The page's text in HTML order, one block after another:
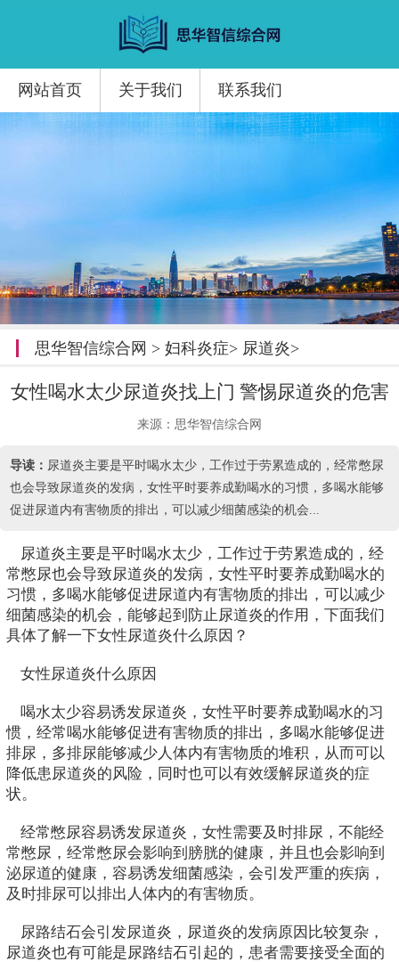
网站首页 关于我们 联系我们
思华智信综合网 > 妇科炎症> 尿道炎>
女性喝水太少尿道炎找上门 警惕尿道炎的危害
来源：思华智信综合网
导读： 尿道炎主要是平时喝水太少，工作过于劳累造成的，经常憋尿
也会导致尿道炎的发病，女性平时要养成勤喝水的习惯，多喝水能够
促进尿道内有害物质的排出，可以减少细菌感染的机会...
尿道炎主要是平时喝水太少，工作过于劳累造成的，经
常憋尿也会导致尿道炎的发病，女性平时要养成勤喝水的
习惯，多喝水能够促进尿道内有害物质的排出，可以减少
细菌感染的机会，能够起到防止尿道炎的作用，下面我们
具体了解一下女性尿道炎什么原因？
女性尿道炎什么原因
喝水太少容易诱发尿道炎，女性平时要养成勤喝水的习
惯，经常喝水能够促进有害物质的排出，多喝水能够促进
排尿，多排尿能够减少人体内有害物质的堆积，从而可以
降低患尿道炎的风险，同时也可以有效缓解尿道炎的症
状。
经常憋尿容易诱发尿道炎，女性需要及时排尿，不能经
常憋尿，经常憋尿会影响到膀胱的健康，并且也会影响到
泌尿道的健康，容易诱发细菌感染，会引发严重的疾病，
及时排尿可以排出人体内的有害物质。
尿路结石会引发尿道炎，尿道炎的发病原因比较复杂，
尿道炎也有可能是尿路结石引起的，患者需要接受全面的